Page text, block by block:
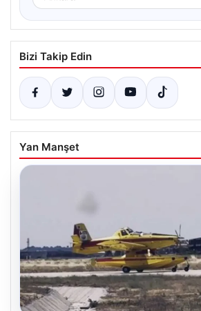
Bizi Takip Edin
Yan Manşet